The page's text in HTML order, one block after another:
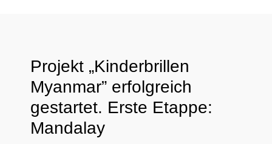
Projekt „Kinderbrillen
Myanmar” erfolgreich
gestartet. Erste Etappe:
Mandalay